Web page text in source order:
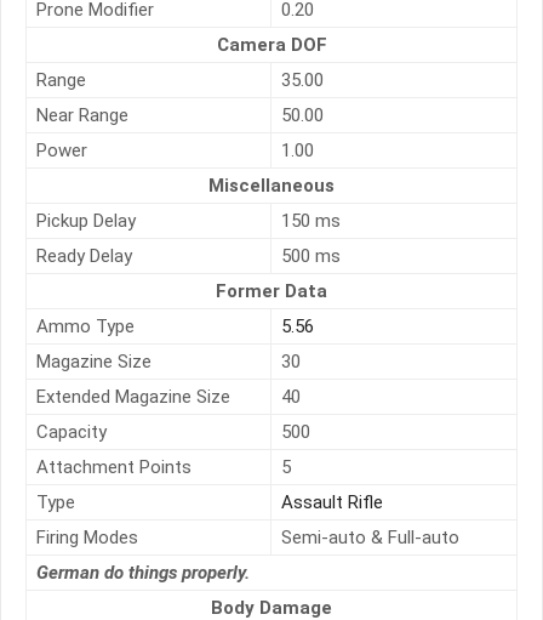
Prone Modifier
0.20
Camera DOF
Range
35.00
Near Range
50.00
Power
1.00
Miscellaneous
Pickup Delay
150 ms
Ready Delay
500 ms
Former Data
Ammo Type
5.56
Magazine Size
30
Extended Magazine Size
40
Capacity
500
Attachment Points
5
Type
Assault Rifle
Firing Modes
Semi-auto & Full-auto
German do things properly.
Body Damage